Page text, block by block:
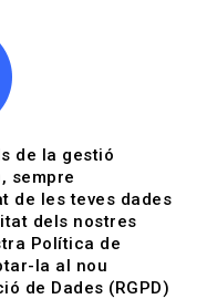
de la gestió
sempre
de les teves dades
dels nostres
Política de
la al nou
de Dades (RGPD)